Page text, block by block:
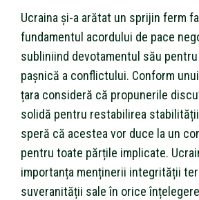
Ucraina și-a arătat un sprijin ferm
fundamentul acordului de pace
subliniind devotamentul său
pașnică a conflictului. Conform
țara consideră că propunerile
solidă pentru restabilirea
speră că acestea vor duce la un
pentru toate părțile implicate.
importanța menținerii integrității
suveranității sale în orice